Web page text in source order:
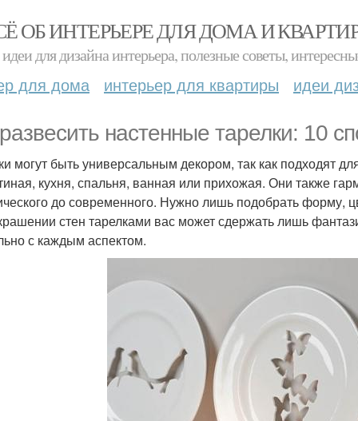
ОБ ИНТЕРЬЕРЕ ДЛЯ ДОМА И
для дизайна интерьера, полезные советы,
для дома интерьер для квартиры идеи
настенные тарелки: 10
могут быть универсальным декором, так как подходят
кухня, спальня, ванная или прихожая. Они также
до современного. Нужно лишь подобрать форму,
стен тарелками вас может сдержать лишь
с каждым аспектом.